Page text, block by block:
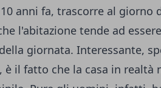
anni fa, trascorre al giorno
l'abitazione tende ad
giornata. Interessante,
il fatto che la casa in realtà